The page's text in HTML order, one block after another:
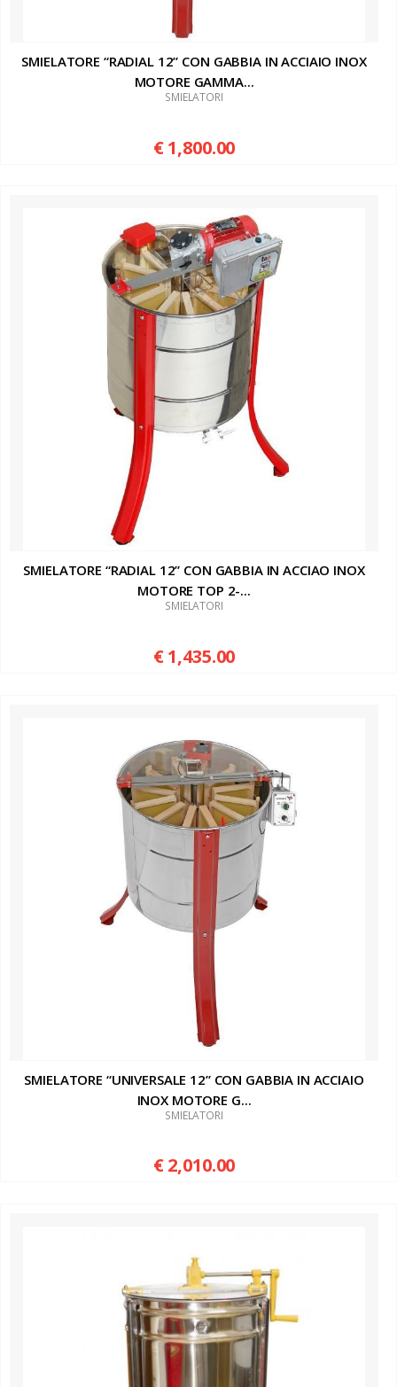
SMIELATORE “RADIAL 12” CON GABBIA IN ACCIAIO INOX
MOTORE GAMMA...
SMIELATORI
€ 1,800.00
SMIELATORE “RADIAL 12” CON GABBIA IN ACCIAO INOX
MOTORE TOP 2-...
SMIELATORI
€ 1,435.00
SMIELATORE “UNIVERSALE 12” CON GABBIA IN ACCIAIO
INOX MOTORE G...
SMIELATORI
€ 2,010.00